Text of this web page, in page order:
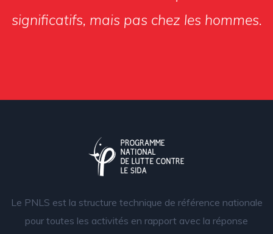
significatifs, mais pas chez les hommes.
Le PNLS est la structure technique de référence nationale
pour toutes les activités en rapport avec la réponse